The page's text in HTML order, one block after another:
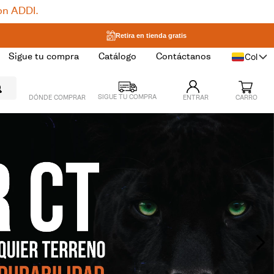
ADDI.
Retira en tienda gratis
Sigue tu compra Catálogo Contáctanos Col
DÓNDE COMPRAR ENTRAR